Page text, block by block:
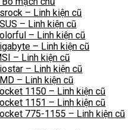
– Linh kiện cũ
– Linh kiện cũ
– Linh kiện cũ
– Linh kiện cũ
– Linh kiện cũ
– Linh kiện cũ
– Linh kiện cũ
1150 – Linh kiện cũ
1151 – Linh kiện cũ
775-1155 – Linh kiện cũ